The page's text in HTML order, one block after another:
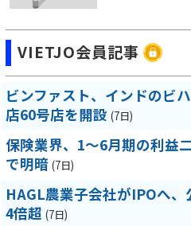
VIETJO会員記事
ビンファスト、インドのビ
店60号店を開設 (7日)
保険業界、1～6月期の利
で明暗 (7日)
HAGL農業子会社がIPOへ
4倍超 (7日)